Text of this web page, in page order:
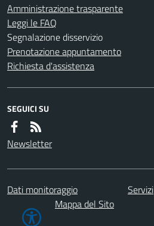
Amministrazione trasparente
Leggi le FAQ
Segnalazione disservizio
Prenotazione appuntamento
Richiesta d'assistenza
SEGUICI SU
Newsletter
Dati monitoraggio Servizi
Mappa del Sito